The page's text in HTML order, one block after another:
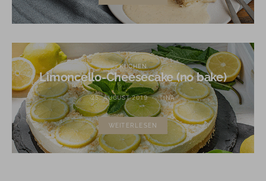
KUCHEN
Limoncello-Cheesecake (no bake)
25. AUGUST 2019 TINA
WEITERLESEN